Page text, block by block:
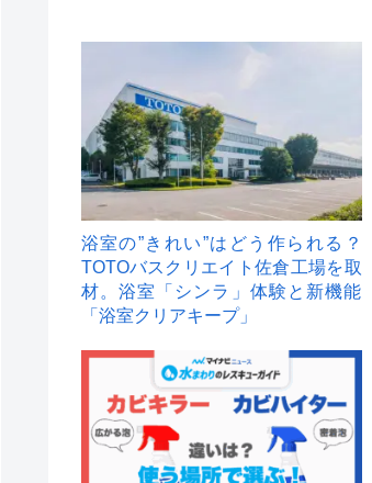
浴室の”きれい”はどう作られる？
TOTOバスクリエイト佐倉工場を取
材。浴室「シンラ」体験と新機能
「浴室クリアキープ」